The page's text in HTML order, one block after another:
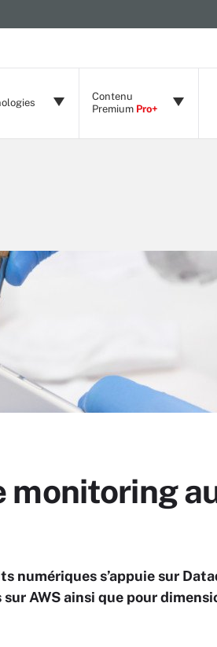
Contenu
Premium Pro+
monitoring
numériques s’appuie sur
AWS ainsi que pour